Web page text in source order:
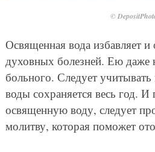
©
Освященная вода избавляет и
духовных болезней. Ею даже
больного. Следует учитывать
воды сохраняется весь год. И
освященную воду, следует
молитву, которая поможет